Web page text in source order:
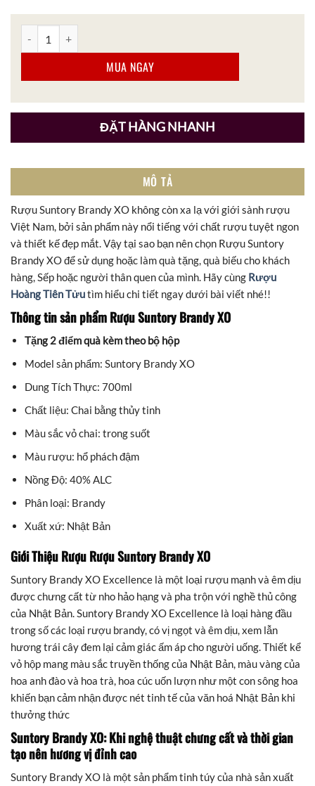
MUA NGAY
ĐẶT HÀNG NHANH
MÔ TẢ
Rượu Suntory Brandy XO không còn xa lạ với giới sành rượu
Việt Nam, bởi sản phẩm này nổi tiếng với chất rượu tuyệt ngon
và thiết kế đẹp mắt. Vậy tại sao bạn nên chọn Rượu Suntory
Brandy XO để sử dụng hoặc làm quà tặng, quà biếu cho khách
hàng, Sếp hoặc người thân quen của mình. Hãy cùng Rượu
Hoàng Tiên Tửutìm hiểu chi tiết ngay dưới bài viết nhé!!
Thông tin sản phẩm Rượu Suntory Brandy XO
Tặng 2 điểm quà kèm theo bộ hộp
Model sản phẩm: Suntory Brandy XO
Dung Tích Thực: 700ml
Chất liệu: Chai bằng thủy tinh
Màu sắc vỏ chai: trong suốt
Màu rượu: hổ phách đậm
Nồng Độ: 40% ALC
Phân loại: Brandy
Xuất xứ: Nhật Bản
Giới Thiệu Rượu Rượu Suntory Brandy XO
Suntory Brandy XO Excellence là một loại rượu mạnh và êm dịu
được chưng cất từ nho hảo hạng và pha trộn với nghề thủ công
của Nhật Bản. Suntory Brandy XO Excellence là loại hàng đầu
trong số các loại rượu brandy, có vị ngọt và êm dịu, xem lẫn
hương trái cây đem lại cảm giác ấm áp cho người uống. Thiết kể
vỏ hộp mang màu sắc truyền thống của Nhật Bản, màu vàng của
hoa anh đào và hoa trà, hoa cúc uốn lượn như một con sông hoa
khiến bạn cảm nhận được nét tinh tế của văn hoá Nhật Bản khi
thưởng thức
Suntory Brandy XO: Khi nghệ thuật chưng cất và thời gian
tạo nên hương vị đỉnh cao
Suntory Brandy XO là một sản phẩm tinh túy của nhà sản xuất